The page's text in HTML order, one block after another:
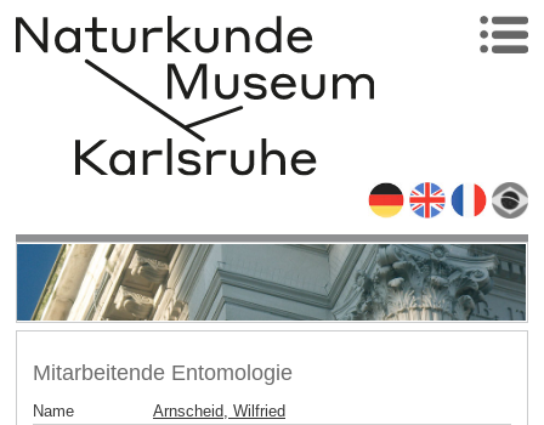
Mitarbeitende Entomologie
Name
Arnscheid, Wilfried